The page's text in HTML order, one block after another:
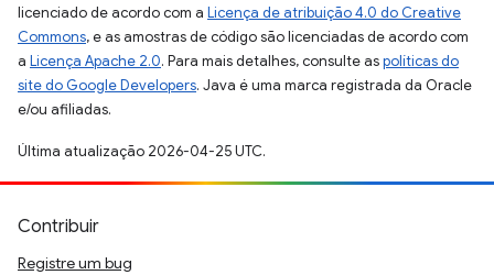
licenciado de acordo com a Licença de atribuição 4.0 do Creative
Commons, e as amostras de código são licenciadas de acordo com
a Licença Apache 2.0. Para mais detalhes, consulte aspolíticas do
site do Google Developers. Java é uma marca registrada da Oracle
e/ou afiliadas.
Última atualização 2026-04-25 UTC.
Contribuir
Registre um bug